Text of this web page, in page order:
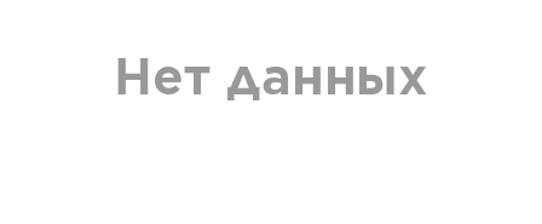
Нет данных